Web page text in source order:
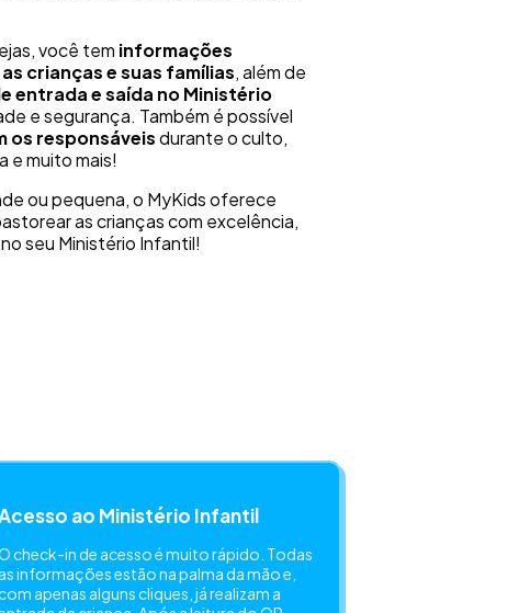
você tem informações
crianças e suas famílias, além de
entrada e saída no Ministério
e segurança. Também é possível
os responsáveisdurante o culto,
e muito mais!
ou pequena, o MyKids oferece
as crianças com excelência,
seu Ministério Infantil!
ao Ministério Infantil
check-in de acesso é muito rápido. Todas
as informações estão na palma da mão e,
apenas alguns cliques, já realizam a